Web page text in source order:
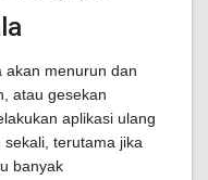
akan menurun dan
atau gesekan
aplikasi ulang
sekali, terutama jika
banyak